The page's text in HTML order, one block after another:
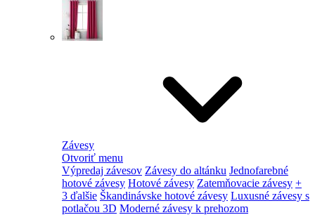
Závesy
Otvoriť menu
Výpredaj závesov Závesy do altánku Jednofarebné
hotové závesy Hotové závesy Zatemňovacie závesy +
3 ďalšie Škandinávske hotové závesy Luxusné závesy s
potlačou 3D Moderné závesy k prehozom